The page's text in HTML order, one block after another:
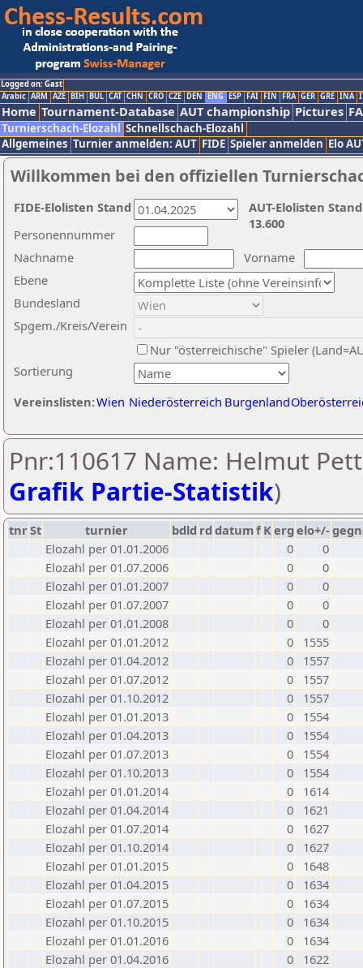
Logged on: Gast
Arabic ARM AZE BIH BUL CAT CHN CRO CZE DEN ENG ESP FAI FIN FRA GER GRE INA
Home Tournament-Database AUT championship Pictures
Turnierschach-Elozahl Schnellschach-Elozahl
Allgemeines Turnier anmelden: AUT FIDE Spieler anmelden Elo
Willkommen bei den offiziellen
Nachname
Vorname
Ebene
Sortierung
Personennummer
Bundesland
Spgem./Kreis/Verein
Nur "österreichische" Spieler
Vereinslisten:Wien Niederösterreich Burgenland
AUT-Elolisten
13.600
FIDE-Elolisten Stand
Pnr:110617 Name: Helmut
Grafik Partie-Statistik)
tnrSt turnier bdld rd datumf Kerg elo+/-
Elozahl per 01.01.2006
0
0
Elozahl per 01.07.2006
0
0
Elozahl per 01.01.2007
0
0
Elozahl per 01.07.2007
0
0
Elozahl per 01.01.2008
0
0
Elozahl per 01.01.2012
0
1555
Elozahl per 01.04.2012
0
1557
Elozahl per 01.07.2012
0
1557
Elozahl per 01.10.2012
0
1557
Elozahl per 01.01.2013
0
1554
Elozahl per 01.04.2013
0
1554
Elozahl per 01.07.2013
0
1554
Elozahl per 01.10.2013
0
1554
Elozahl per 01.01.2014
0
1614
Elozahl per 01.04.2014
0
1621
Elozahl per 01.07.2014
0
1627
Elozahl per 01.10.2014
0
1627
Elozahl per 01.01.2015
0
1648
Elozahl per 01.04.2015
0
1634
Elozahl per 01.07.2015
0
1634
Elozahl per 01.10.2015
0
1634
Elozahl per 01.01.2016
0
1634
Elozahl per 01.04.2016
0
1622